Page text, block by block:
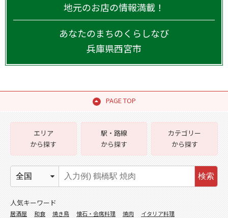
地元のお店の情報満載！
あなたのまちのくらしなび
兵庫県西宮市
PAGE TOP
エリア
から探す
駅・路線
から探す
カテゴリー
から探す
検索
人気キーワード
居酒屋 和食 焼き鳥 懐石・会席料理 焼肉
イタリア料理